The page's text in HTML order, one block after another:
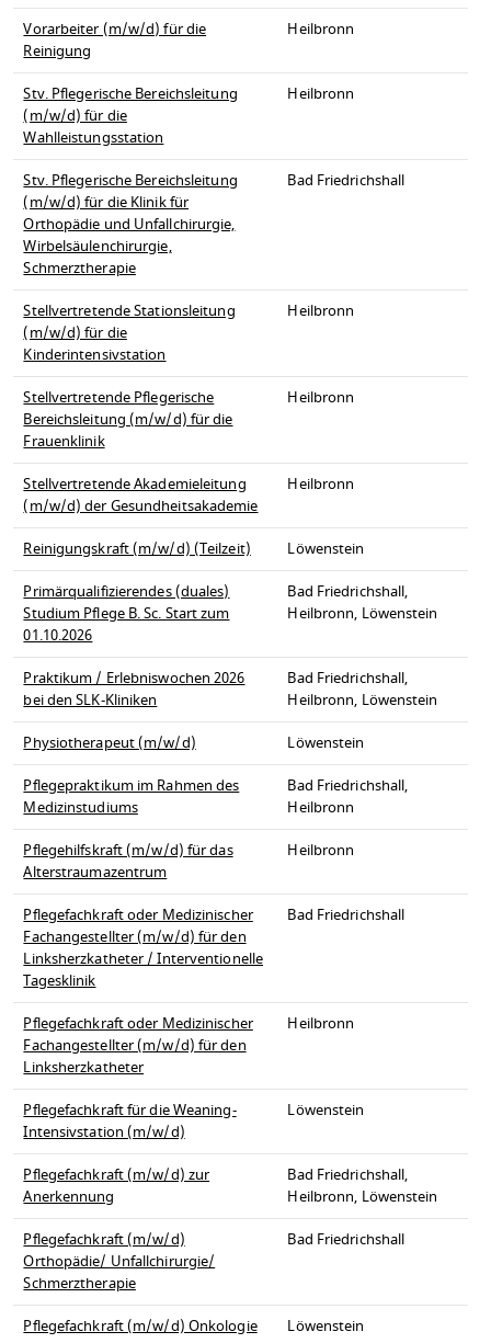
Vorarbeiter (m/w/d) für die
Reinigung
Heilbronn
Stv. Pflegerische Bereichsleitung
(m/w/d) für die
Wahlleistungsstation
Heilbronn
Stv. Pflegerische Bereichsleitung
(m/w/d) für die Klinik für
Orthopädie und Unfallchirurgie,
Wirbelsäulenchirurgie,
Schmerztherapie
Bad Friedrichshall
Stellvertretende Stationsleitung
(m/w/d) für die
Kinderintensivstation
Heilbronn
Stellvertretende Pflegerische
Bereichsleitung (m/w/d) für die
Frauenklinik
Heilbronn
Stellvertretende Akademieleitung
(m/w/d) der Gesundheitsakademie
Heilbronn
Reinigungskraft (m/w/d) (Teilzeit)
Löwenstein
Primärqualifizierendes (duales)
Studium Pflege B. Sc. Start zum
01.10.2026
Bad Friedrichshall,
Heilbronn, Löwenstein
Praktikum / Erlebniswochen 2026
bei den SLK-Kliniken
Bad Friedrichshall,
Heilbronn, Löwenstein
Physiotherapeut (m/w/d)
Löwenstein
Pflegepraktikum im Rahmen des
Medizinstudiums
Bad Friedrichshall,
Heilbronn
Pflegehilfskraft (m/w/d) für das
Alterstraumazentrum
Heilbronn
Pflegefachkraft oder Medizinischer
Fachangestellter (m/w/d) für den
Linksherzkatheter / Interventionelle
Tagesklinik
Bad Friedrichshall
Pflegefachkraft oder Medizinischer
Fachangestellter (m/w/d) für den
Linksherzkatheter
Heilbronn
Pflegefachkraft für die Weaning-
Intensivstation (m/w/d)
Löwenstein
Pflegefachkraft (m/w/d) zur
Anerkennung
Bad Friedrichshall,
Heilbronn, Löwenstein
Pflegefachkraft (m/w/d)
Orthopädie/ Unfallchirurgie/
Schmerztherapie
Bad Friedrichshall
Pflegefachkraft (m/w/d) Onkologie Löwenstein